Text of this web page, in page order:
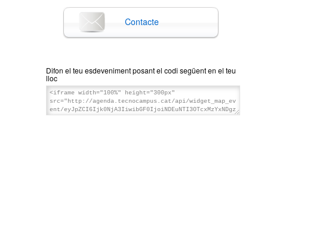
Contacte
Difon el teu esdeveniment posant el codi següent en el teu
lloc